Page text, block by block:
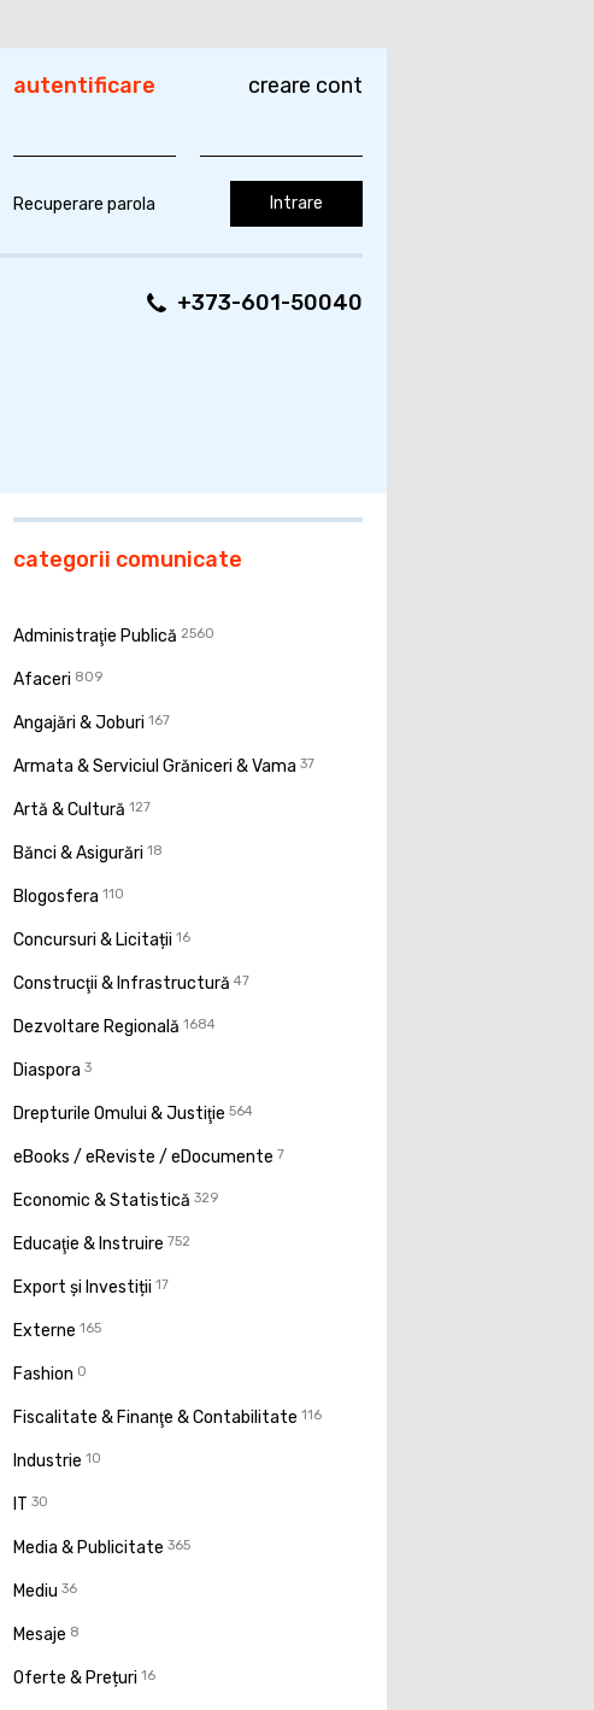
+373-601-50040
autentificare creare cont
Recuperare parola
categorii comunicate
Administraţie Publică 2560
Afaceri 809
Angajări & Joburi 167
Armata & Serviciul Grăniceri & Vama 37
Artă & Cultură 127
Bănci & Asigurări 18
Blogosfera 110
Concursuri & Licitații 16
Construcţii & Infrastructură 47
Dezvoltare Regională 1684
Diaspora 3
Drepturile Omului & Justiţie 564
eBooks / eReviste / eDocumente 7
Economic & Statistică 329
Educaţie & Instruire 752
Export și Investiții 17
Externe 165
Fashion 0
Fiscalitate & Finanţe & Contabilitate 116
Industrie 10
IT 30
Media & Publicitate 365
Mediu 36
Mesaje 8
Oferte & Prețuri 16